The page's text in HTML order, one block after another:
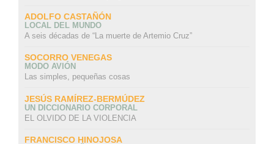
ADOLFO CASTAÑÓN
LOCAL DEL MUNDO
A seis décadas de “La muerte de Artemio Cruz”
SOCORRO VENEGAS
MODO AVIÓN
Las simples, pequeñas cosas
JESÚS RAMÍREZ-BERMÚDEZ
UN DICCIONARIO CORPORAL
EL OLVIDO DE LA VIOLENCIA
FRANCISCO HINOJOSA